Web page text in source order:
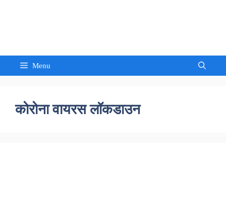
Menu
कोरोना वायरस लॉकडाउन